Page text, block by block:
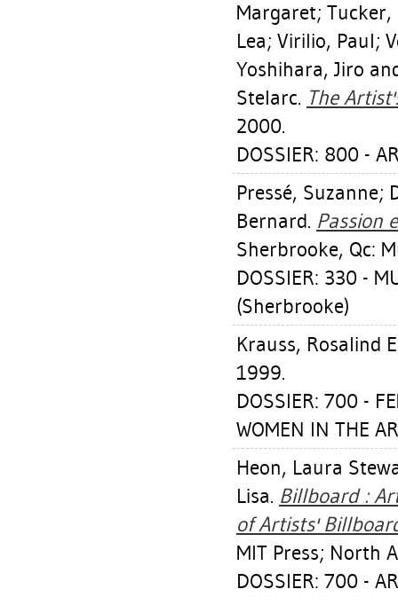
Margaret; Tucker,
Lea; Virilio, Paul;
Yoshihara, Jiro
Stelarc. The
2000.
DOSSIER: 800 -
Pressé, Suzanne;
Bernard. Passion
Sherbrooke, Qc:
DOSSIER: 330 -
(Sherbrooke)
Krauss, Rosalind
1999.
DOSSIER: 700 -
WOMEN IN THE
Heon, Laura
Lisa. Billboard :
of Artists'
MIT Press; North
DOSSIER: 700 -